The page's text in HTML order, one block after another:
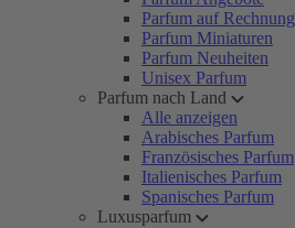
Parfum auf Rechnung
Parfum Miniaturen
Parfum Neuheiten
Unisex Parfum
Parfum nach Land
Alle anzeigen
Arabisches Parfum
Französisches Parfum
Italienisches Parfum
Spanisches Parfum
Luxusparfum